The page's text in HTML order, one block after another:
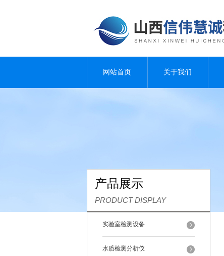
网站首页 关于我们
产品展示
PRODUCT DISPLAY
实验室检测设备
水质检测分析仪